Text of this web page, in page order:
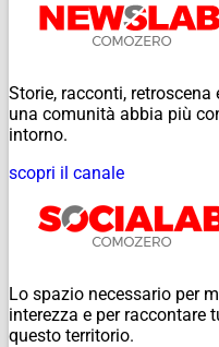
Storie, racconti,
una comunità abbia più
intorno.
scopri il canale
Lo spazio necessario per
interezza e per raccontare
questo territorio.